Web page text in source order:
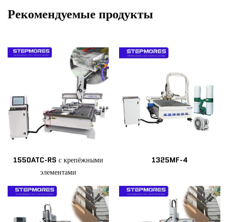
Рекомендуемые продукты
1550ATC-RS с крепёжными
элементами
1325MF-4